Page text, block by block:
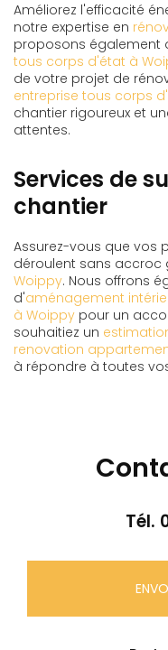
Améliorez l'efficacité
notre expertise en
proposons également
tous corps d'état à
de votre projet de
entreprise tous corps
chantier rigoureux et
attentes.
Services de
chantier
Assurez-vous que vos
déroulent sans accroc
Woippy. Nous offrons
d'aménagement
à Woippy pour un
souhaitiez un
renovation
à répondre à toutes
Tél.